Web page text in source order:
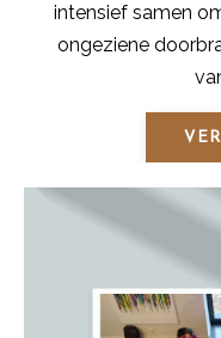
intensief samen
ongeziene